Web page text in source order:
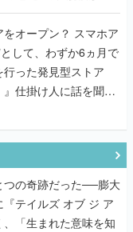
ーサーに聞いた
プン？ スマホア
して、わずか6ヵ月で
った発見型ストア
』仕掛け人に話を聞い
つの奇跡だった──膨大
テイルズ オブ ジ ア
「生まれた意味を知